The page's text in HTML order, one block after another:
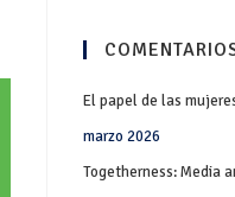
El papel de las
marzo 2026
Togetherness: Media